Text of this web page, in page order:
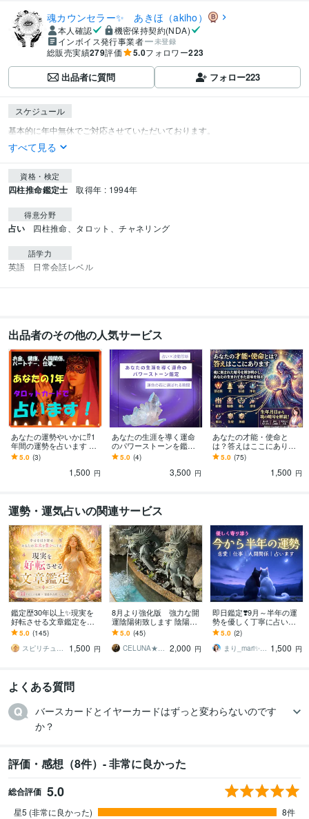
魂カウンセラー✨ あきほ（akiho）
本人確認
機密保持契約(NDA)
インボイス発行事業者
未登録
総販売実績279評価 5.0フォロワー223
出品者に質問 フォロー223
スケジュール
すべて見る
資格・検定
四柱推命鑑定士 取得年 : 1994年
得意分野
占い 四柱推命、タロット、チャネリング
語学力
英語 日常会話レベル
出品者のその他の人気サービス
あなたの運勢やいかに⁉1
年間の運勢を占います 総
合、お金、仕事、パート
ナー、対人関係等、12運
5.0 (3)
1,500 円
あなたの生涯を導く運命
のパワーストーンを鑑定
します 占いと波動診断
で、あなたに選ばれる“運
命の石”を導きます。
5.0 (4)
3,500 円
あなたの才能・使命と
は？答えはここにありま
す 魂に刻まれた暗号を解
き明かし、あなたの生ま
れてきた意味を知る
5.0 (75)
1,500 円
運勢・運気占いの関連サービス
鑑定歴30年以上✨現実を
好転させる文章鑑定をし
ます ✨「ただ当たる」だ
けでなく「納得できる」
「前向きになれる」
5.0 (145)
スピリチュアルカウンセラー昌運
1,500 円
8月より強化版 強力な開
運陰陽術致します 陰陽師
による強力な術にてご希
望の開運術を致します
5.0 (45)
CELUNA★ご依頼多数につき対応遅延有 2,000 円
即日鑑定❣️9月～半年の運
勢を優しく丁寧に占いま
す お仕事|恋愛|人間関係|
全体運|金運|タロットで流
れをお届け
5.0 (2)
まり_mari✨️憩い時間♡心に光を灯す 1,500 円
よくある質問
バースカードとイヤーカードはずっと変わらないのです
か？
評価・感想（8件）- 非常に良かった
総合評価 5.0
星5 (非常に良かった)
8件